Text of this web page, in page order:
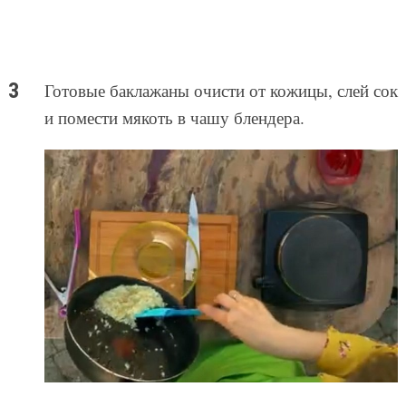
Готовые баклажаны очисти от кожицы, слей сок
и помести мякоть в чашу блендера.